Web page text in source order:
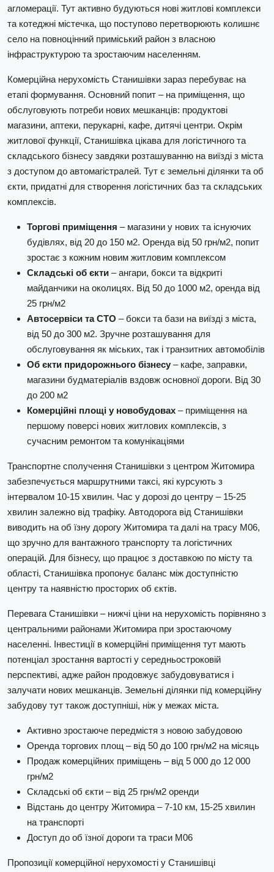
агломерації. Тут активно будуються нові житлові комплекси
та котеджні містечка, що поступово перетворюють колишнє
село на повноцінний приміський район з власною
інфраструктурою та зростаючим населенням.
Комерційна нерухомість Станишівки зараз перебуває на
етапі формування. Основний попит – на приміщення, що
обслуговують потреби нових мешканців: продуктові
магазини, аптеки, перукарні, кафе, дитячі центри. Окрім
житлової функції, Станишівка цікава для логістичного та
складського бізнесу завдяки розташуванню на виїзді з міста
з доступом до автомагістралей. Тут є земельні ділянки та об
єкти, придатні для створення логістичних баз та складських
комплексів.
Торгові приміщення – магазини у нових та існуючих
будівлях, від 20 до 150 м2. Оренда від 50 грн/м2, попит
зростає з кожним новим житловим комплексом
Складські об єкти – ангари, бокси та відкриті
майданчики на околицях. Від 50 до 1000 м2, оренда від
25 грн/м2
Автосервіси та СТО – бокси та бази на виїзді з міста,
від 50 до 300 м2. Зручне розташування для
обслуговування як міських, так і транзитних автомобілів
Об єкти придорожнього бізнесу – кафе, заправки,
магазини будматеріалів вздовж основної дороги. Від 30
до 200 м2
Комерційні площі у новобудовах – приміщення на
першому поверсі нових житлових комплексів, з
сучасним ремонтом та комунікаціями
Транспортне сполучення Станишівки з центром Житомира
забезпечується маршрутними таксі, які курсують з
інтервалом 10-15 хвилин. Час у дорозі до центру – 15-25
хвилин залежно від трафіку. Автодорога від Станишівки
виводить на об їзну дорогу Житомира та далі на трасу М06,
що зручно для вантажного транспорту та логістичних
операцій. Для бізнесу, що працює з доставкою по місту та
області, Станишівка пропонує баланс між доступністю
центру та наявністю просторих об єктів.
Перевага Станишівки – нижчі ціни на нерухомість порівняно з
центральними районами Житомира при зростаючому
населенні. Інвестиції в комерційні приміщення тут мають
потенціал зростання вартості у середньостроковій
перспективі, адже район продовжує забудовуватися і
залучати нових мешканців. Земельні ділянки під комерційну
забудову тут також доступніші, ніж у межах міста.
Активно зростаюче передмістя з новою забудовою
Оренда торгових площ – від 50 до 100 грн/м2 на місяць
Продаж комерційних приміщень – від 5 000 до 12 000
грн/м2
Складські об єкти – від 25 грн/м2 оренди
Відстань до центру Житомира – 7-10 км, 15-25 хвилин
на транспорті
Доступ до об їзної дороги та траси М06
Пропозиції комерційної нерухомості у Станишівці